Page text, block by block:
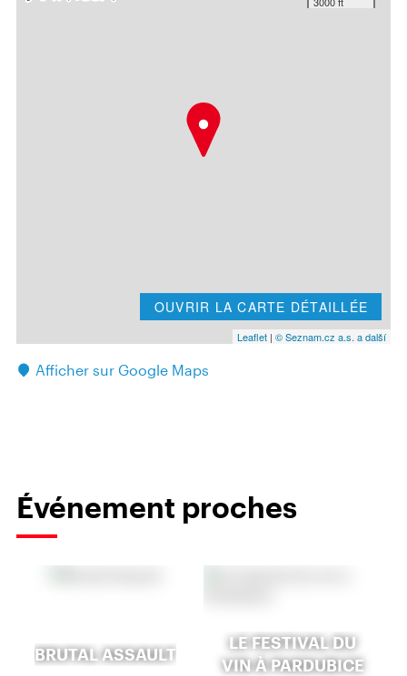
OUVRIR LA CARTE DÉTAILLÉE
Leaflet | © Seznam.cz a.s. a další
Afficher sur Google Maps
Événement proches
BRUTAL ASSAULT
LE FESTIVAL DU
VIN À PARDUBICE